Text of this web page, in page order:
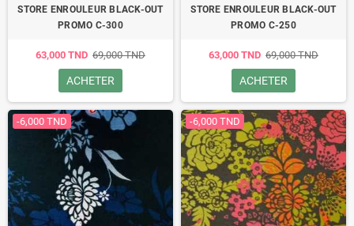
STORE ENROULEUR BLACK-OUT
PROMO C-300
63,000 TND 69,000 TND
ACHETER
STORE ENROULEUR BLACK-OUT
PROMO C-250
63,000 TND 69,000 TND
ACHETER
-6,000 TND -6,000 TND